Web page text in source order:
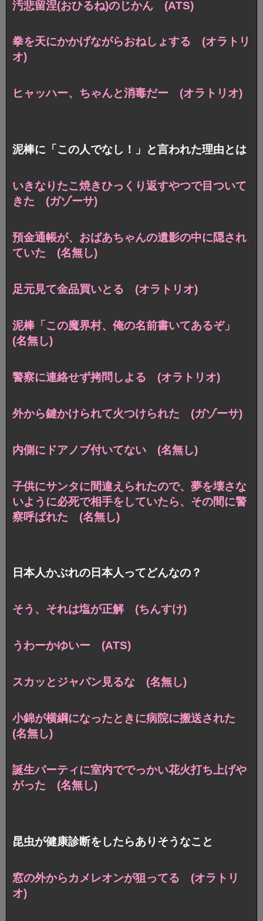
汚悲留涅(おひるね)のじかん (ATS)
拳を天にかかげながらおねしょする (オラトリ
オ)
ヒャッハー、ちゃんと消毒だー (オラトリオ)
泥棒に「この人でなし！」と言われた理由とは
いきなりたこ焼きひっくり返すやつで目ついて
きた (ガゾーサ)
預金通帳が、おばあちゃんの遺影の中に隠され
ていた (名無し)
足元見て金品買いとる (オラトリオ)
泥棒「この魔界村、俺の名前書いてあるぞ」
(名無し)
警察に連絡せず拷問しよる (オラトリオ)
外から鍵かけられて火つけられた (ガゾーサ)
内側にドアノブ付いてない (名無し)
子供にサンタに間違えられたので、夢を壊さな
いように必死で相手をしていたら、その間に警
察呼ばれた (名無し)
日本人かぶれの日本人ってどんなの？
そう、それは塩が正解 (ちんすけ)
うわーかゆいー (ATS)
スカッとジャパン見るな (名無し)
小錦が横綱になったときに病院に搬送された
(名無し)
誕生パーティに室内ででっかい花火打ち上げや
がった (名無し)
昆虫が健康診断をしたらありそうなこと
窓の外からカメレオンが狙ってる (オラトリ
オ)